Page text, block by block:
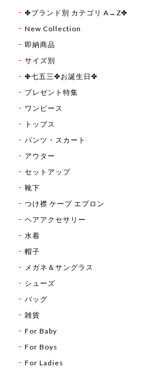
✤ブランド別 カテゴリ A→Z✤
New Collection
即納商品
サイズ別
✤七五三✤お誕生日✤
プレゼント特集
ワンピース
トップス
パンツ・スカート
アウター
セットアップ
靴下
つけ襟 ケープ エプロン
ヘアアクセサリー
水着
帽子
メガネ＆サングラス
シューズ
バッグ
雑貨
For Baby
For Boys
For Ladies